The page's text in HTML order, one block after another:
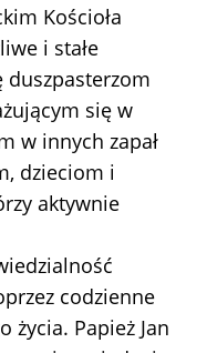
Kościoła
i stałe
duszpasterzom
się w
w innych zapał
dzieciom i
aktywnie
codzienne
życia. Papież Jan